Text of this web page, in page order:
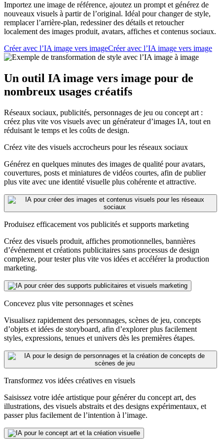
Importez une image de référence, ajoutez un prompt et générez de
nouveaux visuels à partir de l’original. Idéal pour changer de style,
remplacer l’arrière-plan, redessiner des détails et retoucher
localement des images produit, avatars, affiches et contenus sociaux.
Créer avec l’IA image vers imageCréer avec l’IA image vers image
Un outil IA image vers image pour de
nombreux usages créatifs
Réseaux sociaux, publicités, personnages de jeu ou concept art :
créez plus vite vos visuels avec un générateur d’images IA, tout en
réduisant le temps et les coûts de design.
Créez vite des visuels accrocheurs pour les réseaux sociaux
Générez en quelques minutes des images de qualité pour avatars,
couvertures, posts et miniatures de vidéos courtes, afin de publier
plus vite avec une identité visuelle plus cohérente et attractive.
Produisez efficacement vos publicités et supports marketing
Créez des visuels produit, affiches promotionnelles, bannières
d’événement et créations publicitaires sans processus de design
complexe, pour tester plus vite vos idées et accélérer la production
marketing.
Concevez plus vite personnages et scènes
Visualisez rapidement des personnages, scènes de jeu, concepts
d’objets et idées de storyboard, afin d’explorer plus facilement
styles, expressions, tenues et univers dès les premières étapes.
Transformez vos idées créatives en visuels
Saisissez votre idée artistique pour générer du concept art, des
illustrations, des visuels abstraits et des designs expérimentaux, et
passer plus facilement de l’intention à l’image.